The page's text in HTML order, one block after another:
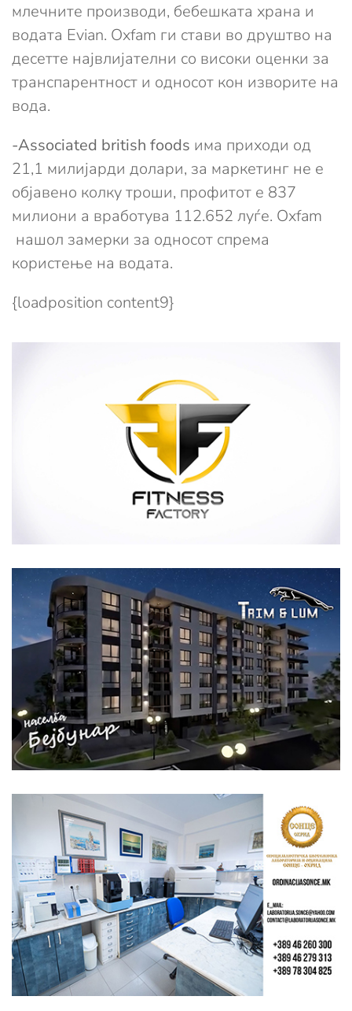
млечните производи, бебешката храна и
водата Evian. Oxfam ги стави во друштво на
десетте највлијателни со високи оценки за
транспарентност и односот кон изворите на
вода.
-Associated british foods има приходи од
21,1 милијарди долари, за маркетинг не е
објавено колку троши, профитот е 837
милиони а вработува 112.652 луѓе. Oxfam
нашол замерки за односот спрема
користење на водата.
{loadposition content9}